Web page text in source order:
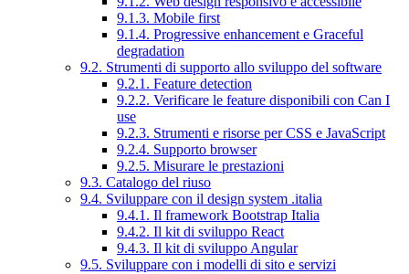
9.1.3. Mobile first
9.1.4. Progressive enhancement e Graceful
degradation
9.2. Strumenti di supporto allo sviluppo del software
9.2.1. Feature detection
9.2.2. Verificare le feature disponibili con Can I
use
9.2.3. Strumenti e risorse per CSS e JavaScript
9.2.4. Supporto browser
9.2.5. Misurare le prestazioni
9.3. Catalogo del riuso
9.4. Sviluppare con il design system .italia
9.4.1. Il framework Bootstrap Italia
9.4.2. Il kit di sviluppo React
9.4.3. Il kit di sviluppo Angular
9.5. Sviluppare con i modelli di sito e servizi